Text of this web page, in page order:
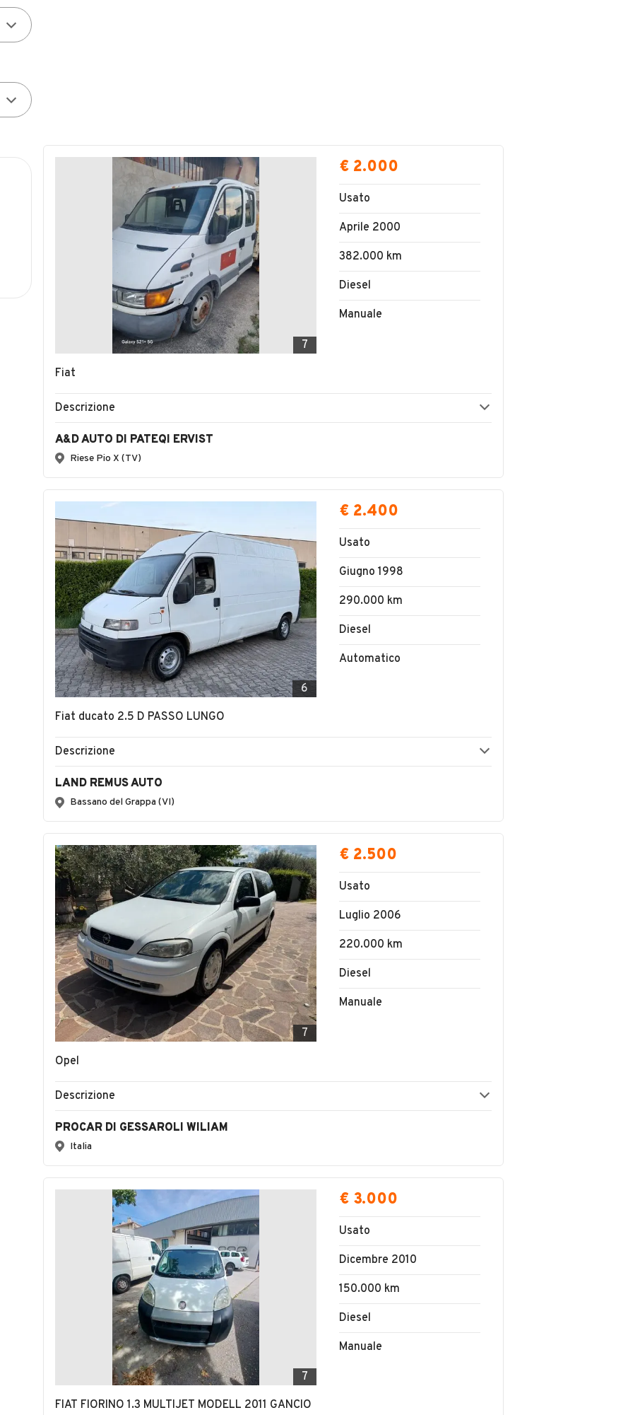
7
Fiat
€ 2.000
Usato
Aprile 2000
382.000 km
Diesel
Manuale
Descrizione
A&D AUTO DI PATEQI ERVIST
Riese Pio X (TV)
6
Fiat ducato 2.5 D PASSO LUNGO
€ 2.400
Usato
Giugno 1998
290.000 km
Diesel
Automatico
Descrizione
LAND REMUS AUTO
Bassano del Grappa (VI)
7
Opel
€ 2.500
Usato
Luglio 2006
220.000 km
Diesel
Manuale
Descrizione
PROCAR DI GESSAROLI WILIAM
Italia
7
FIAT FIORINO 1.3 MULTIJET MODELL 2011 GANCIO
€ 3.000
Usato
Dicembre 2010
150.000 km
Diesel
Manuale